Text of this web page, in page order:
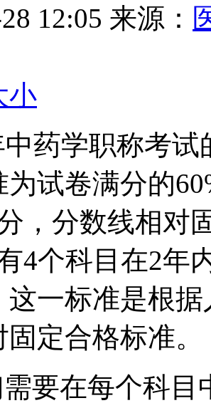
12:05 来源：
小
中药学职称考
为试卷满分的
，分数线相对
4个科目在2年
这一标准是根
定合格标准。
要在每个科目